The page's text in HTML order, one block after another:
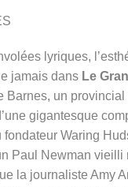
lyriques,
jamais dans Le
un
gigantesque
Waring
Paul Newman
la journaliste Amy